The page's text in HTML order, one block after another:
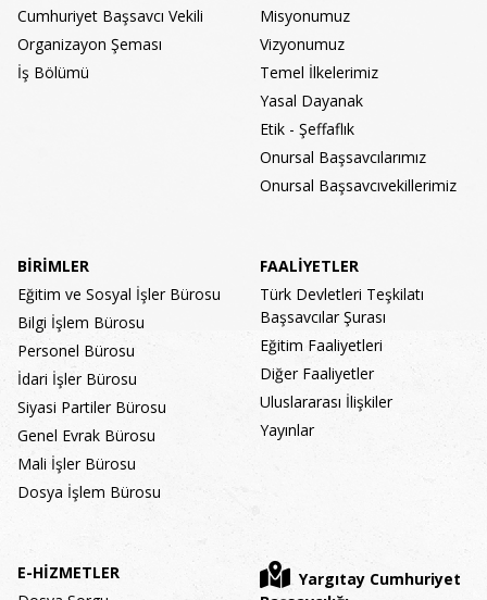
Cumhuriyet Başsavcı Vekili
Organizayon Şeması
İş Bölümü
Misyonumuz
Vizyonumuz
Temel İlkelerimiz
Yasal Dayanak
Etik - Şeffaflık
Onursal Başsavcılarımız
Onursal Başsavcıvekillerimiz
BİRİMLER
Eğitim ve Sosyal İşler Bürosu
Bilgi İşlem Bürosu
Personel Bürosu
İdari İşler Bürosu
Siyasi Partiler Bürosu
Genel Evrak Bürosu
Mali İşler Bürosu
Dosya İşlem Bürosu
FAALİYETLER
Türk Devletleri Teşkilatı
Başsavcılar Şurası
Eğitim Faaliyetleri
Diğer Faaliyetler
Uluslararası İlişkiler
Yayınlar
E-HİZMETLER
Yargıtay Cumhuriyet